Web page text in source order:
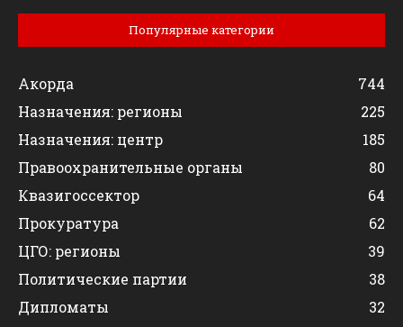
Популярные категории
Акорда
744
Назначения: регионы
225
Назначения: центр
185
Правоохранительные органы
80
Квазигоссектор
64
Прокуратура
62
ЦГО: регионы
39
Политические партии
38
Дипломаты
32